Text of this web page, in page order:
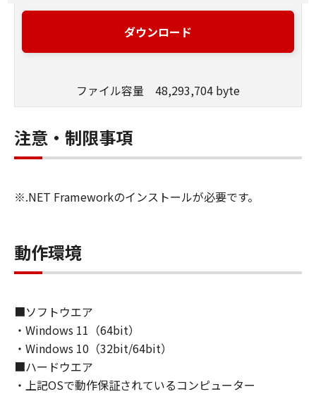
(1) キヤノンは、お客様が「キヤノン製品」を利
用する目的のために、「キヤノン製品」に直接
（本契約書においては、「本ソフトウェア」を
ること、またはコンピューターにおいて表示す
ること、アクセスすること、もしくは実行する
ことのいずれも含むものとします。）するため
お客様は、また「指定機器」にネットワークを
ェア」を使用させることができますが、かかる
コンピューターの使用者に本契約書上の義務お
(2) お客様は、上記(1)に基づいて「本ソフトウ
ェア」を使用するためのバックアップとして、
「本ソフトウェア」を１部、複製することがで
きます。
(3) 上記(1)および(2)に定める場合を除き、キヤ
ダウンロード
ファイル容量 48,293,704 byte
注意・制限事項
※.NET Frameworkのインストールが必要です。
動作環境
■ソフトウエア
・Windows 11（64bit）
・Windows 10（32bit/64bit）
■ハードウエア
・上記OSで動作保証されているコンピューター